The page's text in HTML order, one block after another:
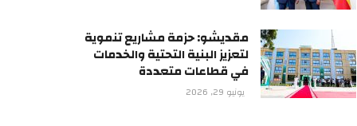
مقديشو: حزمة مشاريع تنموية
لتعزيز البنية التحتية والخدمات
في قطاعات متعددة
يونيو 29, 2026